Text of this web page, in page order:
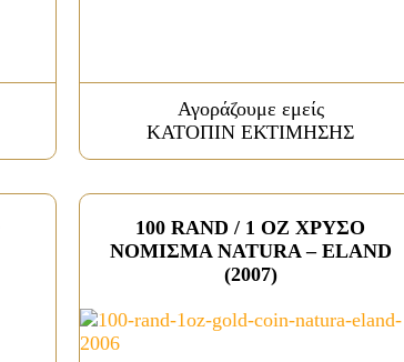
Αγοράζουμε εμείς
ΚΑΤΟΠΙΝ ΕΚΤΙΜΗΣΗΣ
100 RAND / 1 OZ ΧΡΥΣΟ
ΝΟΜΙΣΜΑ NATURA – ELAND
(2007)